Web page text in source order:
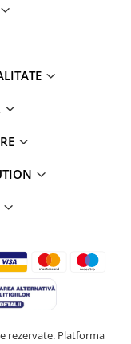
rezervate. Platforma